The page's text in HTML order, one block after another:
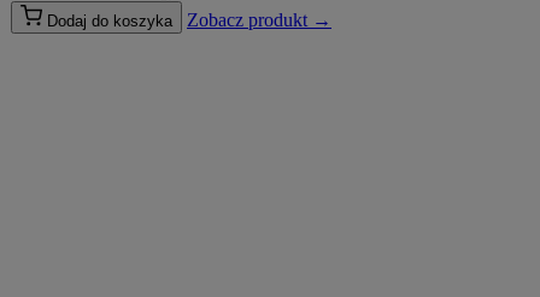
Dodaj do koszyka Zobacz produkt →